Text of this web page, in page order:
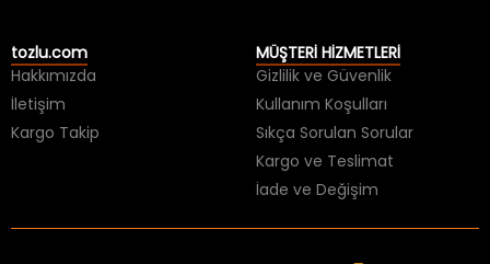
tozlu.com
Hakkımızda
İletişim
Kargo Takip
MÜŞTERİ HİZMETLERİ
Gizlilik ve Güvenlik
Kullanım Koşulları
Sıkça Sorulan Sorular
Kargo ve Teslimat
İade ve Değişim